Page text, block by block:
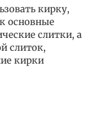
кирку,
основные
слитки, а
слиток,
кирки